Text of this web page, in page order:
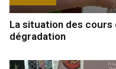
La situation des cours
dégradation